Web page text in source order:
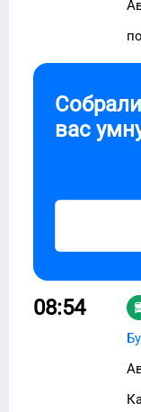
вас
08:54